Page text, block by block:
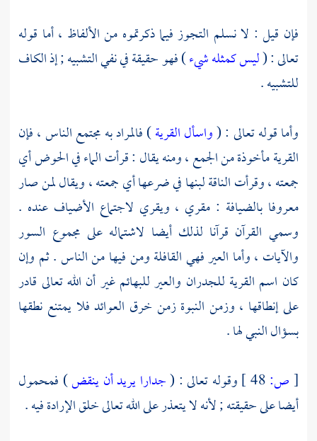
فإن قيل : لا نسلم التجوز فيما ذكرتموه من الألفاظ ، أما قوله
تعالى : (ليس كمثله شيء) فهو حقيقة في نفي التشبيه ; إذ الكاف
للتشبيه .
وأما قوله تعالى : (واسأل القرية) فالمراد به مجتمع الناس ، فإن
القرية مأخوذة من الجمع ، ومنه يقال : قرأت الماء في الحوض أي
جمعته ، وقرأت الناقة لبنها في ضرعها أي جمعته ، ويقال لمن صار
معروفا بالضيافة : مقري ، ويقري لاجتماع الأضياف عنده .
وسمي القرآن قرآنا لذلك أيضا لاشتماله على مجموع السور
والآيات ، وأما العير فهي القافلة ومن فيها من الناس . ثم وإن
كان اسم القرية للجدران والعير للبهائم غير أن الله تعالى قادر
على إنطاقها ، وزمن النبوة زمن خرق العوائد فلا يمتنع نطقها
بسؤال النبي لها .
[ص: وقوله تعالى : (جدارا يريد أن ينقض) فمحمول
أيضا على حقيقته ; لأنه لا يتعذر على الله تعالى خلق الإرادة فيه .